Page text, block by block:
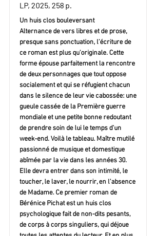
LP, 2025, 258 p.
Un huis clos bouleversant
Alternance de vers libres et de prose,
presque sans ponctuation, l’écriture de
ce roman est plus qu’originale. Cette
forme épouse parfaitement la rencontre
de deux personnages que tout oppose
socialement et qui se réfugient chacun
dans le silence de leur vie cabossée: une
gueule cassée de la Première guerre
mondiale et une petite bonne redoutant
de prendre soin de lui le temps d’un
week-end. Voilà le tableau. Maître mutilé
passionné de musique et domestique
abîmée par la vie dans les années 30.
Elle devra entrer dans son intimité, le
toucher, le laver, le nourrir, en l’absence
de Madame. Ce premier roman de
Bérénice Pichat est un huis clos
psychologique fait de non-dits pesants,
de corps à corps singuliers, qui déjoue